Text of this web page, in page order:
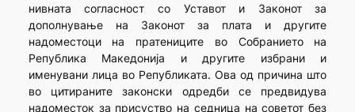
нивната согласност со Уставот и Законот за
дополнување на Законот за плата и другите
надоместоци на пратениците во Собранието на
Република Македонија и другите избрани и
именувани лица во Републиката. Ова од причина што
во цитираните законски одредби се предвидува
надоместок за присуство на седница на советот без